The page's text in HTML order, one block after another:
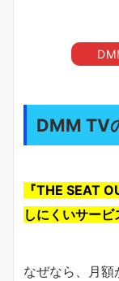
DMM TV
『THE SEAT
しにくいサービ
なぜなら、月